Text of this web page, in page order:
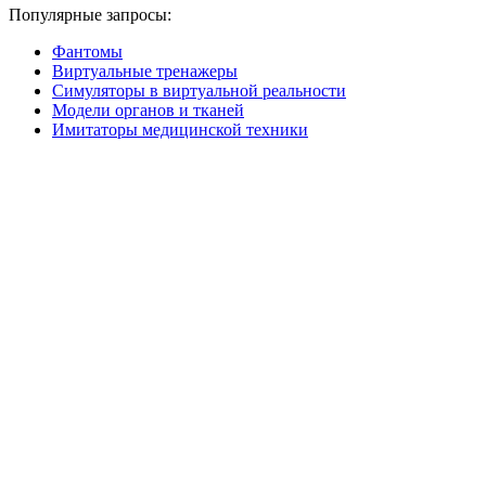
Популярные запросы:
Фантомы
Виртуальные тренажеры
Симуляторы в виртуальной реальности
Модели органов и тканей
Имитаторы медицинской техники